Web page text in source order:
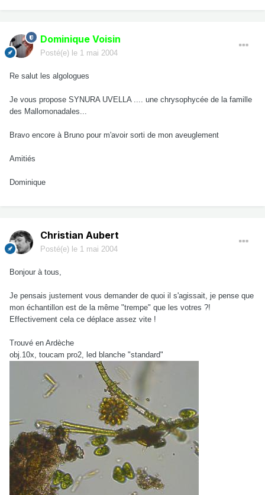
Dominique Voisin
Posté(e) le 1 mai 2004
Re salut les algologues
Je vous propose SYNURA UVELLA .... une chrysophycée de la famille
des Mallomonadales...
Bravo encore à Bruno pour m'avoir sorti de mon aveuglement
Amitiés
Dominique
Christian Aubert
Posté(e) le 1 mai 2004
Bonjour à tous,
Je pensais justement vous demander de quoi il s'agissait, je pense que
mon échantillon est de la même "trempe" que les votres ?!
Effectivement cela ce déplace assez vite !
Trouvé en Ardèche
obj.10x, toucam pro2, led blanche "standard"